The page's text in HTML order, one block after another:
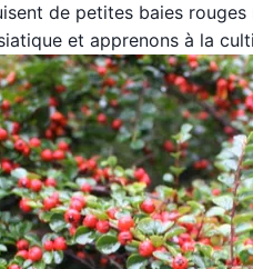
de petites baies rouges
et apprenons à la